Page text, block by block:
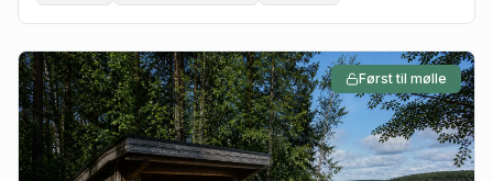
Først til mølle